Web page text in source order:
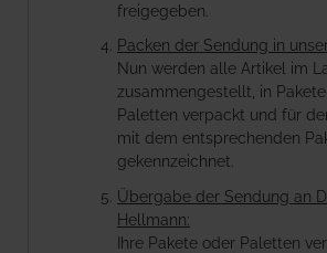
freigegeben.
Packen der Sendung in
Nun werden alle Artikel im
zusammengestellt, in
Paletten verpackt und für
mit dem entsprechenden
gekennzeichnet.
Übergabe der Sendung an
Hellmann:
Ihre Pakete oder Paletten